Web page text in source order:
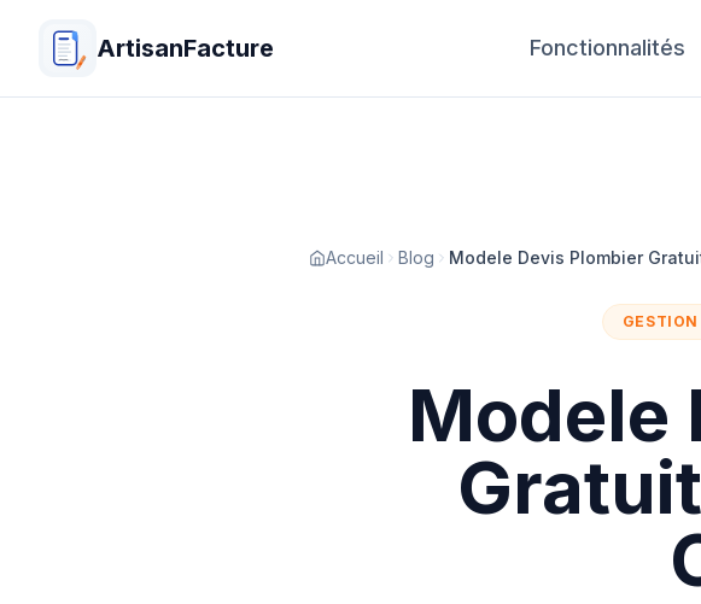
ArtisanFacture Fonctionnalités
Accueil Blog Modele Devis Plombier
GESTION
Modele